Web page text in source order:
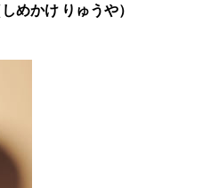
めかけ りゅうや）